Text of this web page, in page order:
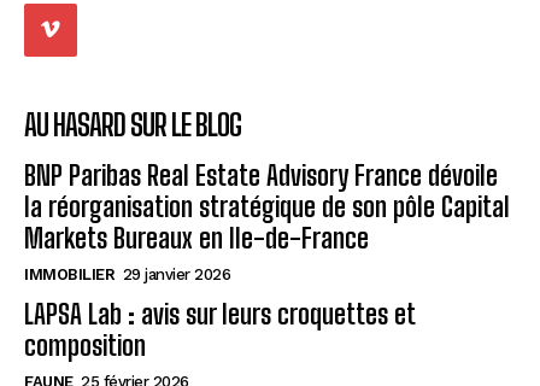
AU HASARD SUR LE BLOG
BNP Paribas Real Estate Advisory France dévoile
la réorganisation stratégique de son pôle Capital
Markets Bureaux en Ile-de-France
IMMOBILIER 29 janvier 2026
LAPSA Lab : avis sur leurs croquettes et
composition
FAUNE 25 février 2026